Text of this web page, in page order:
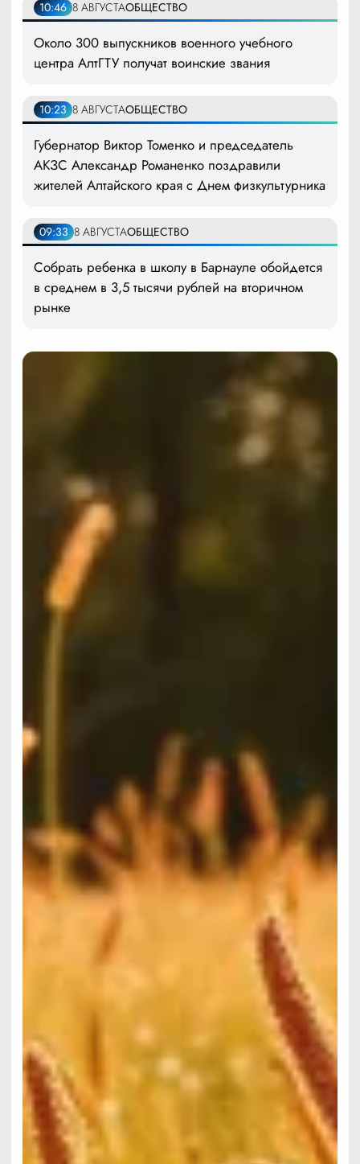
10:46 8 АВГУСТАОБЩЕСТВО
Около 300 выпускников военного учебного
центра АлтГТУ получат воинские звания
10:23 8 АВГУСТАОБЩЕСТВО
Губернатор Виктор Томенко и председатель
АКЗС Александр Романенко поздравили
жителей Алтайского края с Днем физкультурника
09:33 8 АВГУСТАОБЩЕСТВО
Собрать ребенка в школу в Барнауле обойдется
в среднем в 3,5 тысячи рублей на вторичном
рынке